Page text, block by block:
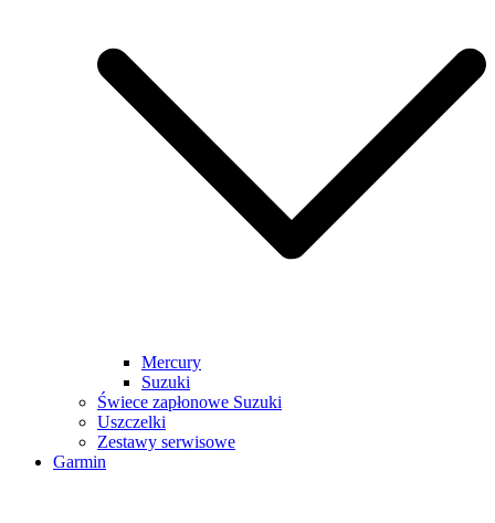
Mercury
Suzuki
Świece zapłonowe Suzuki
Uszczelki
Zestawy serwisowe
Garmin